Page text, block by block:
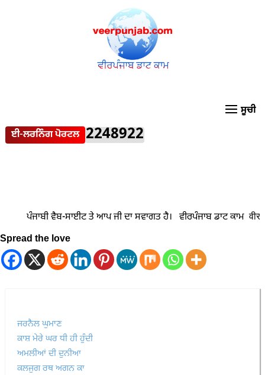
ਈ-ਲਰਨਿੰਗ ਪੋਰਟਲ 2248922
Spread the love
ਜਰਨੈਲ ਘੁਮਾਣ
ਕਾਸ਼ ਮੇਰੇ ਘਰ ਧੀ ਹੀ ਹੁੰਦੀ
ਅਮਲੀਆਂ ਦੀ ਦੁਨੀਆ
ਕਲਜੁਗ ਰਥ ਅਗਨ ਕਾ